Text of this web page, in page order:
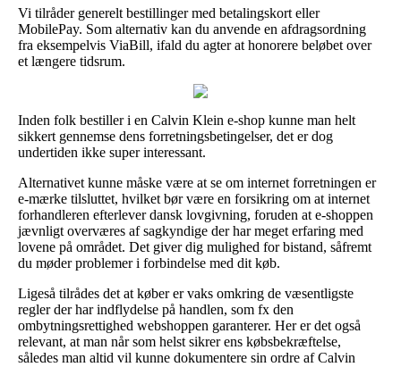
Vi tilråder generelt bestillinger med betalingskort eller
MobilePay. Som alternativ kan du anvende en afdragsordning
fra eksempelvis ViaBill, ifald du agter at honorere beløbet over
et længere tidsrum.
Inden folk bestiller i en Calvin Klein e-shop kunne man helt
sikkert gennemse dens forretningsbetingelser, det er dog
undertiden ikke super interessant.
Alternativet kunne måske være at se om internet forretningen er
e-mærke tilsluttet, hvilket bør være en forsikring om at internet
forhandleren efterlever dansk lovgivning, foruden at e-shoppen
jævnligt overværes af sagkyndige der har meget erfaring med
lovene på området. Det giver dig mulighed for bistand, såfremt
du møder problemer i forbindelse med dit køb.
Ligeså tilrådes det at køber er vaks omkring de væsentligste
regler der har indflydelse på handlen, som fx den
ombytningsrettighed webshoppen garanterer. Her er det også
relevant, at man når som helst sikrer ens købsbekræftelse,
således man altid vil kunne dokumentere sin ordre af Calvin